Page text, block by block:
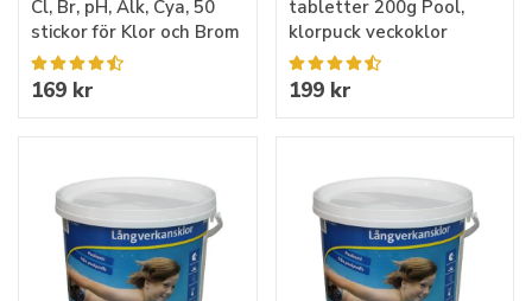
Cl, Br, pH, Alk, Cya, 50
stickor för Klor och Brom
169 kr
tabletter 200g Pool,
klorpuck veckoklor
199 kr